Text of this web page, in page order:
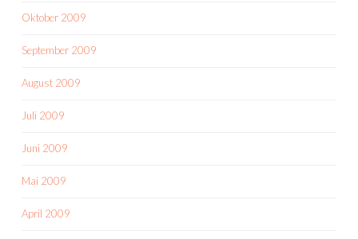
Oktober 2009
September 2009
August 2009
Juli 2009
Juni 2009
Mai 2009
April 2009